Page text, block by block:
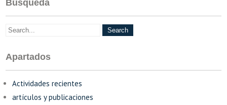
Búsqueda
Apartados
Actividades recientes
artículos y publicaciones